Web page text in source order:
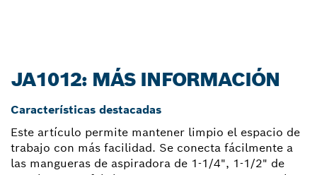
JA1012: MÁS INFORMACIÓN
Características destacadas
Este artículo permite mantener limpio el espacio de
trabajo con más facilidad. Se conecta fácilmente a
las mangueras de aspiradora de 1-1/4", 1-1/2" de